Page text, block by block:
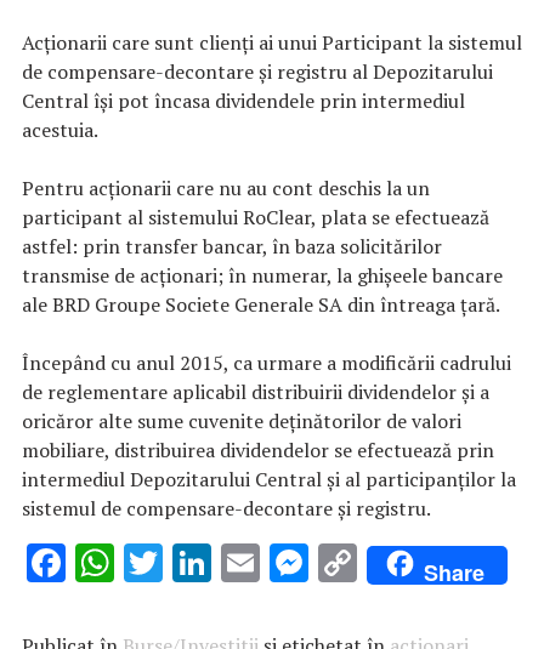
Acţionarii care sunt clienţi ai unui Participant la sistemul
de compensare-decontare şi registru al Depozitarului
Central îşi pot încasa dividendele prin intermediul
acestuia.
Pentru acţionarii care nu au cont deschis la un
participant al sistemului RoClear, plata se efectuează
astfel: prin transfer bancar, în baza solicitărilor
transmise de acţionari; în numerar, la ghişeele bancare
ale BRD Groupe Societe Generale SA din întreaga ţară.
Începând cu anul 2015, ca urmare a modificării cadrului
de reglementare aplicabil distribuirii dividendelor şi a
oricăror alte sume cuvenite deţinătorilor de valori
mobiliare, distribuirea dividendelor se efectuează prin
intermediul Depozitarului Central şi al participanţilor la
sistemul de compensare-decontare şi registru.
F W T Li E M C
o
Share